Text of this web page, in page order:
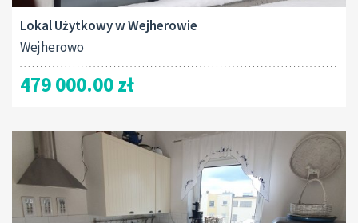
Lokal Użytkowy w Wejherowie
Wejherowo
479 000.00 zł